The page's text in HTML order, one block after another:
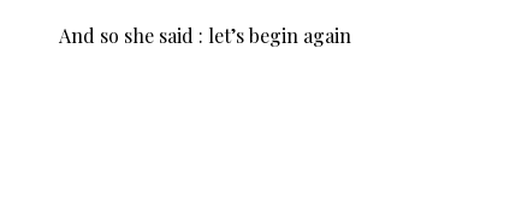
And so she said : let’s begin again